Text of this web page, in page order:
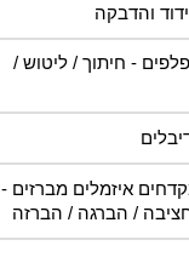
והדבקה
- חיתוך / ליטוש /
איזמלים מברזים -
/ הברגה / הברזה